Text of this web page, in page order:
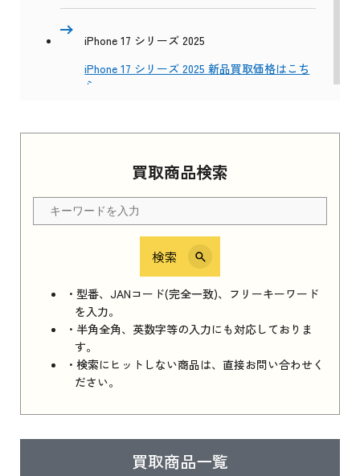
買取商品検索
検索
・型番、JANコード(完全一致)、フリーキーワード
を入力。
・半角全角、英数字等の入力にも対応しておりま
す。
・検索にヒットしない商品は、直接お問い合わせく
ださい。
買取商品一覧
iPhone 17 シリーズ 2025
iPhone 17 シリーズ 2025 新品買取価格はこち
ら
Apple Watch Series 11 2025 新品買取価格はこ
ちら
iPhone 16e シリーズ 2025
iPhone 16e シリーズ 2025 新品買取価格はこち
ら
iPad 11インチ 2025年春モデル
はこちら